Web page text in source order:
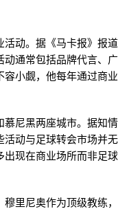
动。据《马卡报》报
通常包括品牌代言、
小觑，他每年通过商
尼黑两座城市。据知
动与足球转会市场并
现在商业场所而非足
里尼奥作为顶级教练，